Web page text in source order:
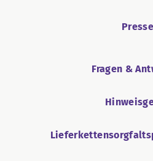
Presse
Fragen &